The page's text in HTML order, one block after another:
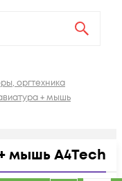
оргтехника
+ мышь
мышь A4Tech